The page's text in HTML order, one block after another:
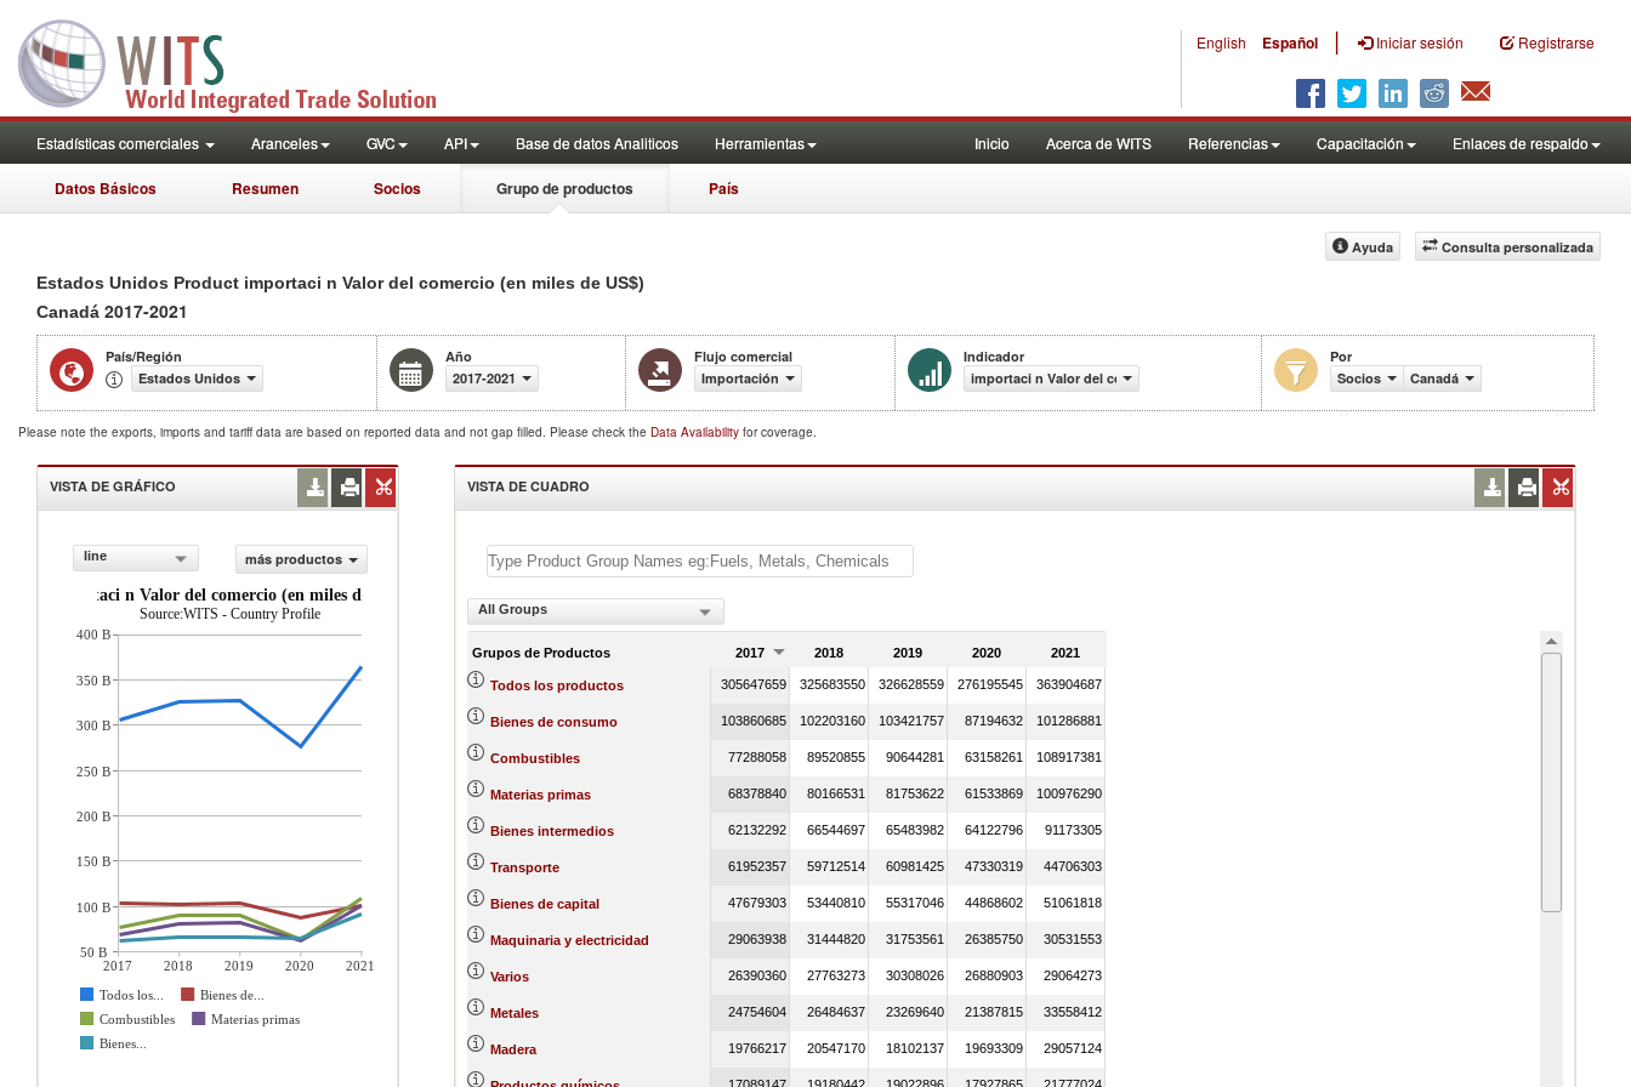
English Español | Iniciar sesión Registrarse
Estadísticas comerciales Aranceles GVC API Base de datos Analiticos Herramientas Inicio Acerca de WITS Referencias Capacitación Enlaces de respaldo
Datos Básicos Resumen Socios Grupo de productos País
Consulta personalizada
Ayuda
Estados Unidos Product importaci n Valor del comercio (en miles de US$)
Canadá 2017-2021
País/Región
Estados Unidos
Año
2017-2021
Flujo comercial
Importación
Indicador
importaci n Valor del comercio (en miles de US$)
Por
Socios
Canadá
Please note the exports, imports and tariff data are based on reported data and not gap filled. Please check the Data Availability for coverage.
VISTA DE GRÁFICO
line
más productos
importaci n Valor del comercio (en miles de US$)
Source:WITS - Country Profile
2017 2018 2019 2020
2021
Todos los...
Bienes de...
Combustibles
Materias primas
Bienes...
400 B
350 B
300 B
250 B
200 B
150 B
100 B
50 B
VISTA DE CUADRO
All Groups
Grupos de Productos 2017 2018 2019 2020 2021
Todos los productos 305647659 325683550 326628559 276195545 363904687
Bienes de consumo 103860685 102203160 103421757 87194632 101286881
Combustibles 77288058 89520855 90644281 63158261 108917381
Materias primas 68378840 80166531 81753622 61533869 100976290
Bienes intermedios 62132292 66544697 65483982 64122796 91173305
Transporte 61952357 59712514 60981425 47330319 44706303
Bienes de capital 47679303 53440810 55317046 44868602 51061818
Maquinaria y electricidad 29063938 31444820 31753561 26385750 30531553
Varios 26390360 27763273 30308026 26880903 29064273
Metales 24754604 26484637 23269640 21387815 33558412
Madera 19766217 20547170 18102137 19693309 29057124
17089147 19180442 19022896 17927865 21777024